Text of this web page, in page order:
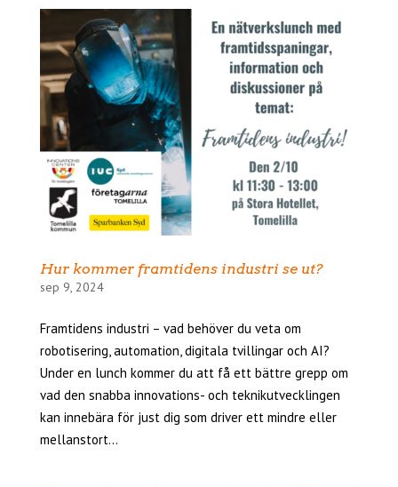
Hur kommer framtidens industri se ut?
sep 9, 2024
Framtidens industri – vad behöver du veta om
robotisering, automation, digitala tvillingar och AI?
Under en lunch kommer du att få ett bättre grepp om
vad den snabba innovations- och teknikutvecklingen
kan innebära för just dig som driver ett mindre eller
mellanstort...